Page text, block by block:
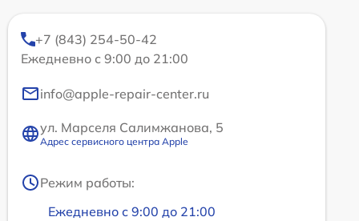
+7 (843) 254-50-42
Ежедневно с 9:00 до 21:00
info@apple-repair-center.ru
ул. Марселя Салимжанова, 5
Адрес сервисного центра Apple
Режим работы:
Ежедневно с 9:00 до 21:00